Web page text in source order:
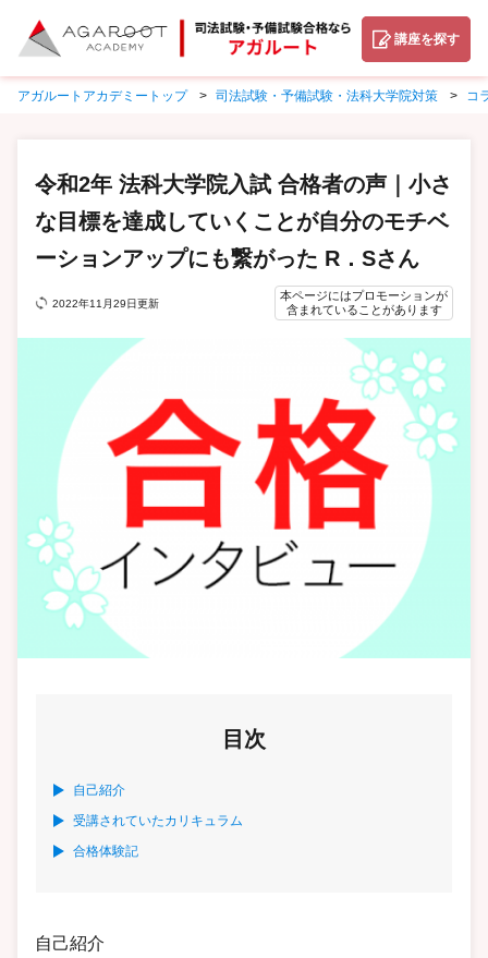
講座を探す
アガルートアカデミートップ 司法試験・予備試験・法科大学院対策 コ
令和2年 法科大学院入試 合格者の声｜小さ
な目標を達成していくことが自分のモチベ
ーションアップにも繋がった R．Sさん
2022年11月29日更新
本ページにはプロモーションが
含まれていることがあります
目次
自己紹介
受講されていたカリキュラム
合格体験記
自己紹介